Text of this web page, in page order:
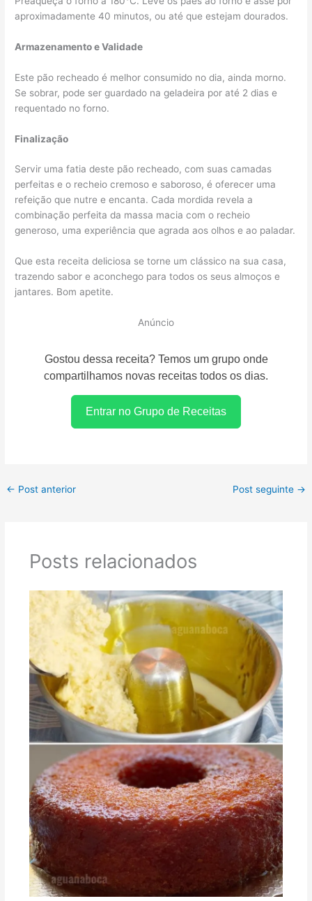
aproximadamente 40 minutos, ou até que estejam dourados.
Armazenamento e Validade
Este pão recheado é melhor consumido no dia, ainda morno.
Se sobrar, pode ser guardado na geladeira por até 2 dias e
requentado no forno.
Finalização
Servir uma fatia deste pão recheado, com suas camadas
perfeitas e o recheio cremoso e saboroso, é oferecer uma
refeição que nutre e encanta. Cada mordida revela a
combinação perfeita da massa macia com o recheio
generoso, uma experiência que agrada aos olhos e ao paladar.
Que esta receita deliciosa se torne um clássico na sua casa,
trazendo sabor e aconchego para todos os seus almoços e
jantares. Bom apetite.
Anúncio
Gostou dessa receita? Temos um grupo onde
compartilhamos novas receitas todos os dias.
Entrar no Grupo de Receitas
← Post anterior Post seguinte →
Posts relacionados